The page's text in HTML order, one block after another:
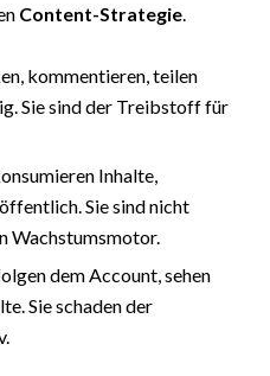
Content-Strategie.
kommentieren, teilen
Sie sind der Treibstoff für
Inhalte,
Sie sind nicht
Wachstumsmotor.
dem Account, sehen
Sie schaden der